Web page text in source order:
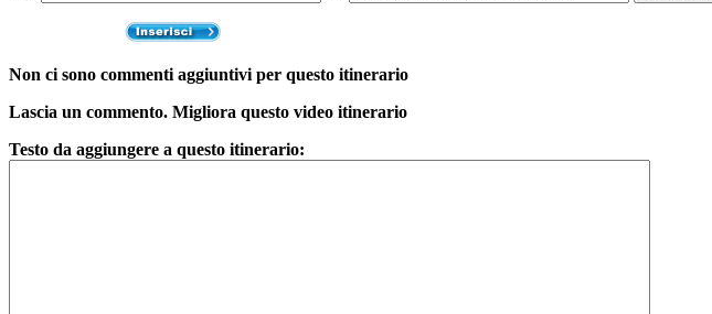
Non ci sono commenti aggiuntivi per questo itinerario
Lascia un commento. Migliora questo video itinerario
Testo da aggiungere a questo itinerario: